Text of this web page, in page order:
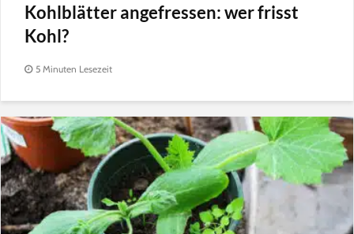
Kohlblätter angefressen: wer frisst
Kohl?
5 Minuten Lesezeit